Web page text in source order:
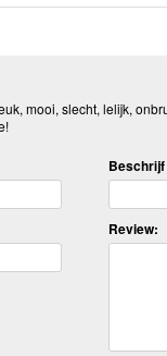
mooi, slecht, lelijk,
Beschrijf
Review: